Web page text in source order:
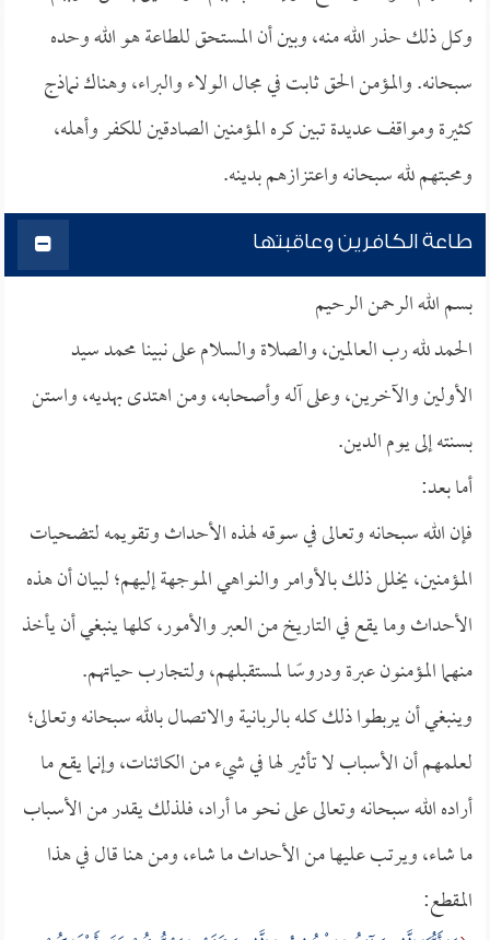
وكل ذلك حذر الله منه، وبين أن المستحق للطاعة هو الله وحده
سبحانه. والمؤمن الحق ثابت في مجال الولاء والبراء، وهناك نماذج
كثيرة ومواقف عديدة تبين كره المؤمنين الصادقين للكفر وأهله،
ومحبتهم لله سبحانه واعتزازهم بدينه.
طاعة الكافرين وعاقبتها
بسم الله الرحمن الرحيم
الحمد لله رب العالمين، والصلاة والسلام على نبينا محمد سيد
الأولين والآخرين، وعلى آله وأصحابه، ومن اهتدى بهديه، واستن
بسنته إلى يوم الدين.
أما بعد:
فإن الله سبحانه وتعالى في سوقه لهذه الأحداث وتقويمه لتضحيات
المؤمنين، يخلل ذلك بالأوامر والنواهي الموجهة إليهم؛ لبيان أن هذه
الأحداث وما يقع في التاريخ من العبر والأمور، كلها ينبغي أن يأخذ
منهما المؤمنون عبرة ودروسًا لمستقبلهم، ولتجارب حياتهم.
وينبغي أن يربطوا ذلك كله بالربانية والاتصال بالله سبحانه وتعالى؛
لعلمهم أن الأسباب لا تأثير لها في شيء من الكائنات، وإنما يقع ما
أراده الله سبحانه وتعالى على نحو ما أراد، فلذلك يقدر من الأسباب
ما شاء، ويرتب عليها من الأحداث ما شاء، ومن هنا قال في هذا
المقطع: